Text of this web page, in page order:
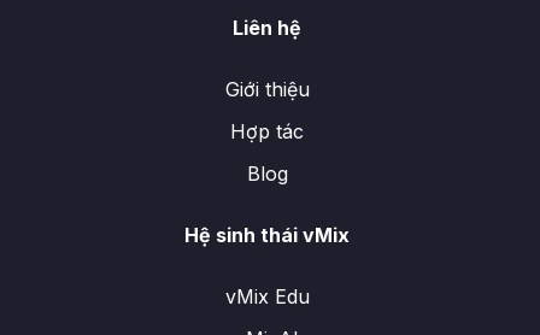
Liên hệ
Giới thiệu
Hợp tác
Blog
Hệ sinh thái vMix
vMix Edu